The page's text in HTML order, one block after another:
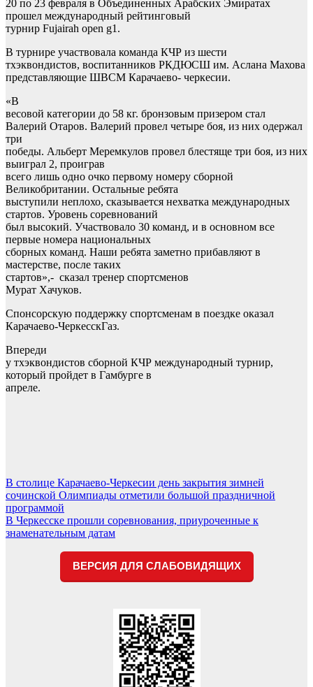
20 по 23 февраля в Объединенных Арабских Эмиратах
прошел международный рейтинговый
турнир Fujairah open g1.
В турнире участвовала команда КЧР из шести
тхэквондистов, воспитанников РКДЮСШ им. Аслана Махова
представляющие ШВСМ Карачаево- черкесии.
«В
весовой категории до 58 кг. бронзовым призером стал
Валерий Отаров. Валерий провел четыре боя, из них одержал
три
победы. Альберт Меремкулов провел блестяще три боя, из них
выиграл 2, проиграв
всего лишь одно очко первому номеру сборной
Великобритании. Остальные ребята
выступили неплохо, сказывается нехватка международных
стартов. Уровень соревнований
был высокий. Участвовало 30 команд, и в основном все
первые номера национальных
сборных команд. Наши ребята заметно прибавляют в
мастерстве, после таких
стартов»,- сказал тренер спортсменов
Мурат Хачуков.
Спонсорскую поддержку спортсменам в поездке оказал
Карачаево-ЧеркесскГаз.
Впереди
у тхэквондистов сборной КЧР международный турнир,
который пройдет в Гамбурге в
апреле.
Навигация
по
записям
В столице Карачаево-Черкесии день закрытия зимней
сочинской Олимпиады отметили большой праздничной
программой
В Черкесске прошли соревнования, приуроченные к
знаменательным датам
ВЕРСИЯ ДЛЯ СЛАБОВИДЯЩИХ